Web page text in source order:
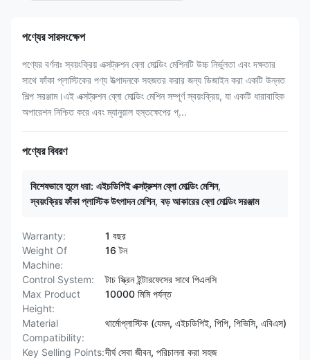
পণ্যের সারসংক্ষেপ
পণ্যের বর্ণনাঃ স্বয়ংক্রিয় এক্সট্রুশন ব্লো মোল্ডিং মেশিনটি উচ্চ নির্ভুলতা এবং দক্ষতার
সাথে ফাঁকা প্লাস্টিকের পণ্য উত্পাদনকে সহজতর করার জন্য ডিজাইন করা একটি উন্নত
শিল্প সরঞ্জাম।এই এক্সট্রুশন ব্লো মোল্ডিং মেশিন সম্পূর্ণ স্বয়ংক্রিয়, যা একটি ধারাবাহিক
অপারেশন নিশ্চিত করে এবং ম্যানুয়াল হস্তক্ষেপের প্...
পণ্যের বিবরণ
বিশেষভাবে তুলে ধরা: এইচডিপিই এক্সট্রুশন ব্লো মোল্ডিং মেশিন,
স্বয়ংক্রিয় ফাঁকা প্লাস্টিক উৎপাদন মেশিন, বড় আকারের ব্লো মোল্ডিং সরঞ্জাম
Warranty:
1 বছর
Weight Of
Machine:
16 টন
Control System:
টাচ স্ক্রিন ইন্টারফেসের সাথে পিএলসি
Max Product
Height:
10000 মিমি পর্যন্ত
Material
Compatibility:
থার্মোপ্লাস্টিক (যেমন, এইচডিপিই, পিপি, পিভিসি, এবিএস)
Key Selling Points:দীর্ঘ সেবা জীবন, পরিচালনা করা সহজ